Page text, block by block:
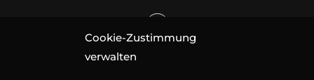
Cookie-Zustimmung
verwalten